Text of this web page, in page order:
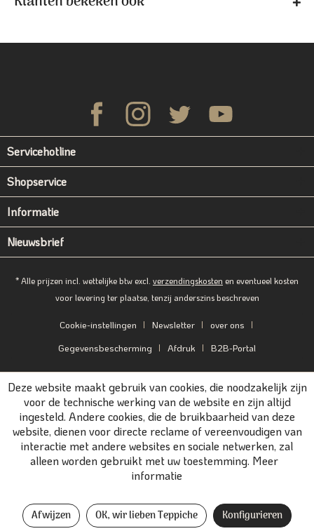
Servicehotline
Shopservice
Informatie
Nieuwsbrief
* Alle prijzen incl. wettelijke btw excl. verzendingskosten en eventueel kosten
voor levering ter plaatse, tenzij anderszins beschreven
Cookie-instellingen Newsletter
over ons
Gegevensbescherming
Afdruk B2B-Portal
Deze website maakt gebruik van cookies, die noodzakelijk zijn
voor de technische werking van de website en zijn altijd
ingesteld. Andere cookies, die de bruikbaarheid van deze
website, dienen voor directe reclame of vereenvoudigen van
interactie met andere websites en sociale netwerken, zal
alleen worden gebruikt met uw toestemming. Meer
informatie
Afwijzen OK, wir lieben Teppiche Konfigurieren